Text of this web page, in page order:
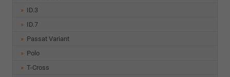
ID.3
ID.7
Passat Variant
Polo
T-Cross